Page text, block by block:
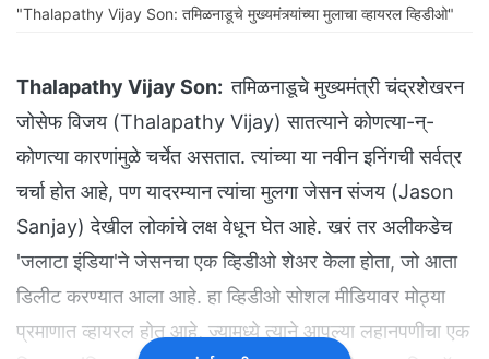
"Thalapathy Vijay Son: तमिळनाडूचे मुख्यमंत्र्यांच्या मुलाचा व्हायरल व्हिडीओ"
Thalapathy Vijay Son:तमिळनाडूचे मुख्यमंत्री चंद्रशेखरन
जोसेफ विजय (Thalapathy Vijay) सातत्याने कोणत्या-न्-
कोणत्या कारणांमुळे चर्चेत असतात. त्यांच्या या नवीन इनिंगची सर्वत्र
चर्चा होत आहे, पण यादरम्यान त्यांचा मुलगा जेसन संजय (Jason
Sanjay) देखील लोकांचे लक्ष वेधून घेत आहे. खरं तर अलीकडेच
'जलाटा इंडिया'ने जेसनचा एक व्हिडीओ शेअर केला होता, जो आता
डिलीट करण्यात आला आहे. हा व्हिडीओ सोशल मीडियावर मोठ्या
प्रमाणात व्हायरल होत आहे, ज्यामध्ये त्याने आपल्या लहानपणीचा एक